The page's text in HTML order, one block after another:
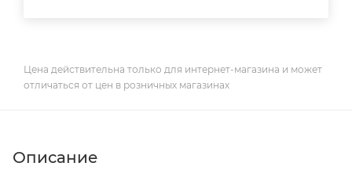
Цена действительна только для интернет-магазина и может
отличаться от цен в розничных магазинах
Описание